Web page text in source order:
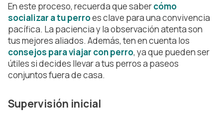
En este proceso, recuerda que sabercómo
socializar a tu perroes clave para una convivencia
pacífica. La paciencia y la observación atenta son
tus mejores aliados. Además, ten en cuenta los
consejos para viajar con perro, ya que pueden ser
útiles si decides llevar a tus perros a paseos
conjuntos fuera de casa.
Supervisión inicial